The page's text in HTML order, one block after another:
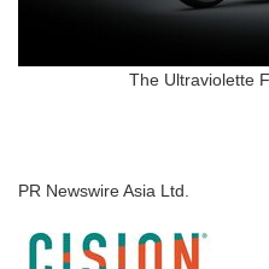
The Ultraviolette
PR Newswire Asia Ltd.